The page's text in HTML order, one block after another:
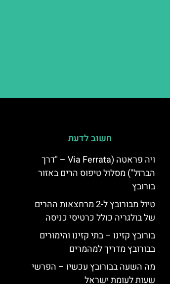
חשוב לדעת
ויה פראטה (Via Ferrata – "דרך
הברזל") מסלול טיפוס הרים באזור
בורובץ
טיול מבורובץ ל-2 מרחצאות ההרים
של בולגריה כולל כרטיסי כניסה
בורובץ קזינו – בתי קזינו והימורים
בבורובץ מדריך למהמרים
מה השעה בבורובץ עכשיו – הפרשי
שעות לעומת ישראל